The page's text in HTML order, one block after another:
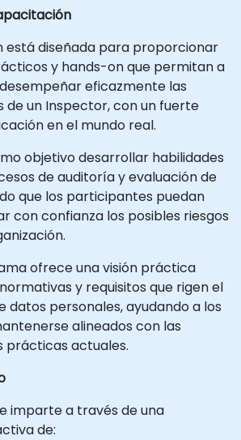
está diseñada para proporcionar
y hands-on que permitan a
eficazmente las
de un Inspector, con un fuerte
en el mundo real.
objetivo desarrollar habilidades
de auditoría y evaluación de
que los participantes puedan
con confianza los posibles riesgos
ofrece una visión práctica
y requisitos que rigen el
datos personales, ayudando a los
alineados con las
prácticas actuales.
imparte a través de una
de: